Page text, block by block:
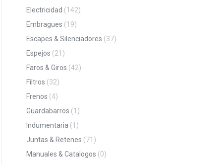
Electricidad (142)
Embragues (19)
Escapes & Silenciadores (37)
Espejos (21)
Faros & Giros (42)
Filtros (32)
Frenos (4)
Guardabarros (1)
Indumentaria (1)
Juntas & Retenes (71)
Manuales & Catalogos (0)